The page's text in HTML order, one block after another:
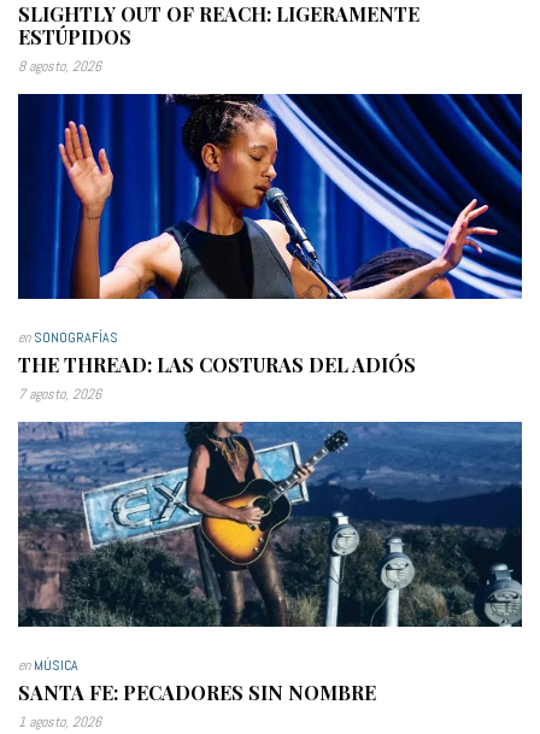
SLIGHTLY OUT OF REACH: LIGERAMENTE
ESTÚPIDOS
8 agosto, 2026
enSONOGRAFÍAS
THE THREAD: LAS COSTURAS DEL ADIÓS
7 agosto, 2026
enMÚSICA
SANTA FE: PECADORES SIN NOMBRE
1 agosto, 2026